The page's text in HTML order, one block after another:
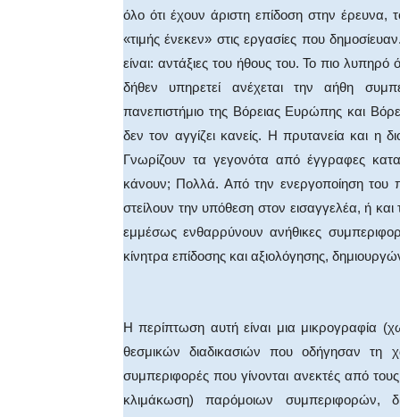
όλο ότι έχουν άριστη επίδοση στην έρευνα,
«τιμής ένεκεν» στις εργασίες που
είναι: αντάξιες του ήθους του. Το πιο
δήθεν υπηρετεί ανέχεται την αήθη
πανεπιστήμιο της Βόρειας Ευρώπης και
δεν τον αγγίζει κανείς. Η πρυτανεία και η
Γνωρίζουν τα γεγονότα από έγγραφες
κάνουν; Πολλά. Από την ενεργοποίηση του
στείλουν την υπόθεση στον εισαγγελέα, ή
εμμέσως ενθαρρύνουν ανήθικες
κίνητρα επίδοσης και αξιολόγησης,
Η περίπτωση αυτή είναι μια μικρογραφία
θεσμικών διαδικασιών που οδήγησαν τη
συμπεριφορές που γίνονται ανεκτές από
κλιμάκωση) παρόμοιων συμπεριφορών,